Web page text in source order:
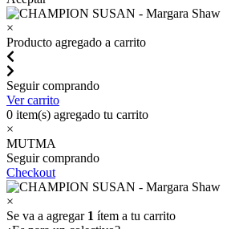
×
Producto agregado a carrito
Seguir comprando
Ver carrito
0 item(s) agregado tu carrito
×
MUTMA
Seguir comprando
Checkout
×
Se va a agregar 1 ítem a tu carrito